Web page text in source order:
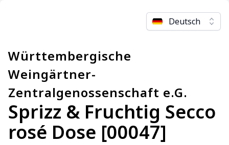
Deutsch
Württembergische
Weingärtner-
Zentralgenossenschaft e.G.
Sprizz & Fruchtig Secco
rosé Dose [00047]